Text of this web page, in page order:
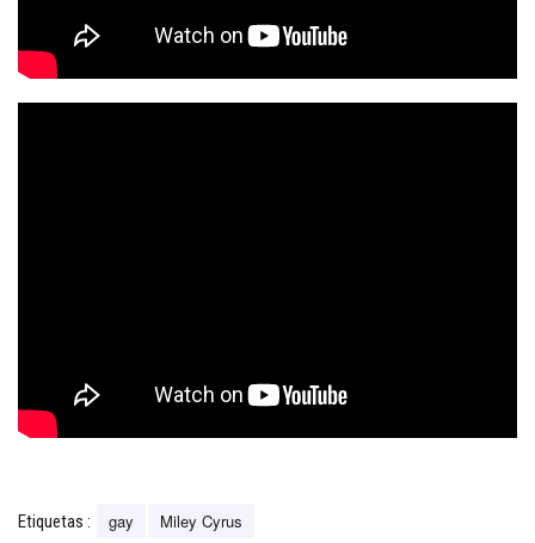
Etiquetas : gay Miley Cyrus